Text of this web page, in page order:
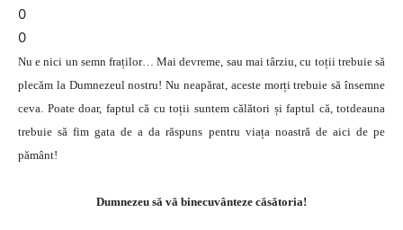
0
0
Nu e nici un semn fraților… Mai devreme, sau mai târziu, cu toții trebuie să
plecăm la Dumnezeul nostru! Nu neapărat, aceste morți trebuie să însemne
ceva. Poate doar, faptul că cu toții suntem călători și faptul că, totdeauna
trebuie să fim gata de a da răspuns pentru viața noastră de aici de pe
pământ!
Dumnezeu să vă binecuvânteze căsătoria!